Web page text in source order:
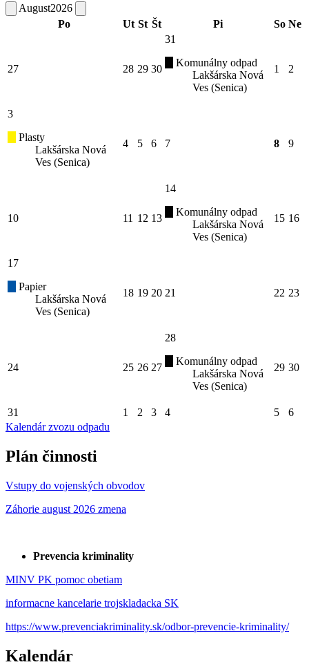
August2026
Po
Ut St Št Pi So Ne
27 28 29 30
31
Komunálny odpad
Lakšárska Nová
Ves (Senica)
1 2
3
Plasty
Lakšárska Nová
Ves (Senica)
4 5 6 7 8 9
10 11 12 13
14
Komunálny odpad
Lakšárska Nová
Ves (Senica)
15 16
17
Papier
Lakšárska Nová
Ves (Senica)
18 19 20 21 22 23
24 25 26 27
28
Komunálny odpad
Lakšárska Nová
Ves (Senica)
29 30
31 1 2 3 4 5
6
Kalendár zvozu odpadu
Plán činnosti
Vstupy do vojenských obvodov
Záhorie august 2026 zmena
Prevencia kriminality
MINV PK pomoc obetiam
informacne kancelarie trojskladacka SK
https://www.prevenciakriminality.sk/odbor-prevencie-kriminality/
Kalendár